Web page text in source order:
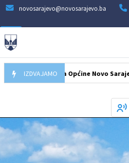
novosarajevo@novosarajevo.ba
IZDVAJAMO
Delegacija Općine Novo Sarajevo